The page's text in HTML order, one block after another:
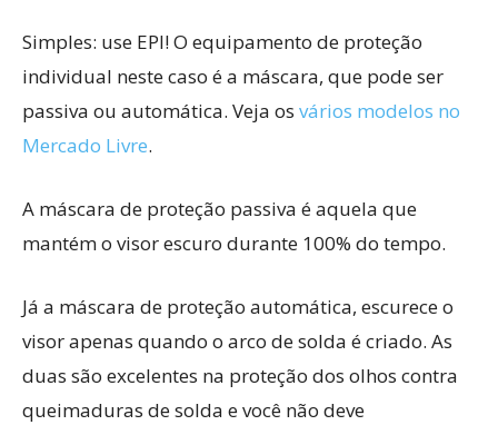
Simples: use EPI! O equipamento de proteção
individual neste caso é a máscara, que pode ser
passiva ou automática. Veja os vários modelos no
Mercado Livre.
A máscara de proteção passiva é aquela que
mantém o visor escuro durante 100% do tempo.
Já a máscara de proteção automática, escurece o
visor apenas quando o arco de solda é criado. As
duas são excelentes na proteção dos olhos contra
queimaduras de solda e você não deve